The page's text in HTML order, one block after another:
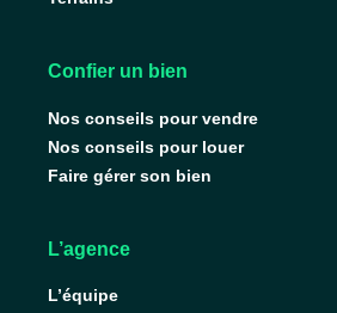
Confier un bien
Nos conseils pour vendre
Nos conseils pour louer
Faire gérer son bien
L’agence
L’équipe